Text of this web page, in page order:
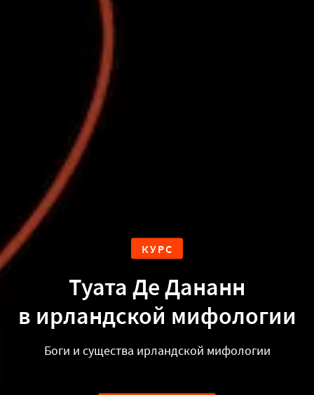
КУРС
Туата Де Дананн
в ирландской мифологии
Боги и существа ирландской мифологии